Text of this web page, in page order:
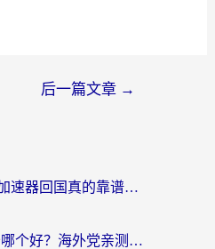
后一篇文章 →
海外党必看：免费加速器回国真的靠谱吗？3步教你选到好用的归雁替代
Quickback和六毫秒哪个好？海外党亲测：选对回国加速器，无缝刷剧办公不再愁